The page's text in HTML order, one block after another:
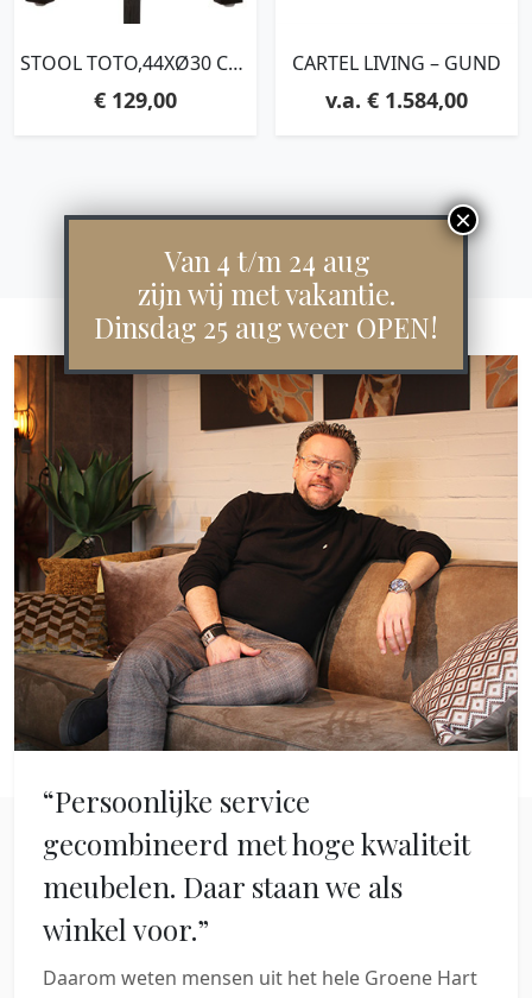
STOOL TOTO,44XØ30 CM,
TEAKWOOD WITH
€129,00
CARTEL LIVING – GUND
€ 1.584,00
“Persoonlijke service
gecombineerd met hoge kwaliteit
meubelen. Daar staan we als
winkel voor.”
Daarom weten mensen uit het hele Groene Hart
Van 4 t/m 24 aug
zijn wij met vakantie.
Dinsdag 25 aug weer OPEN!